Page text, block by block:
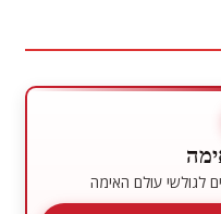
לגולשי עולם האימה